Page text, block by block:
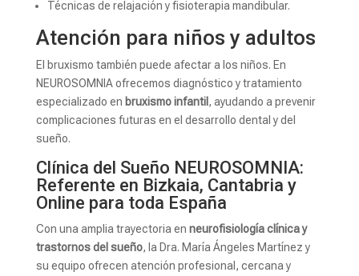
Técnicas de relajación y fisioterapia mandibular.
Atención para niños y adultos
El bruxismo también puede afectar a los niños. En
NEUROSOMNIA ofrecemos diagnóstico y tratamiento
especializado en bruxismo infantil , ayudando a prevenir
complicaciones futuras en el desarrollo dental y del
sueño.
Clínica del Sueño NEUROSOMNIA:
Referente en Bizkaia, Cantabria y
Online para toda España
Con una amplia trayectoria en neurofisiología clínica y
trastornos del sueño, la Dra. María Ángeles Martínez y
su equipo ofrecen atención profesional, cercana y